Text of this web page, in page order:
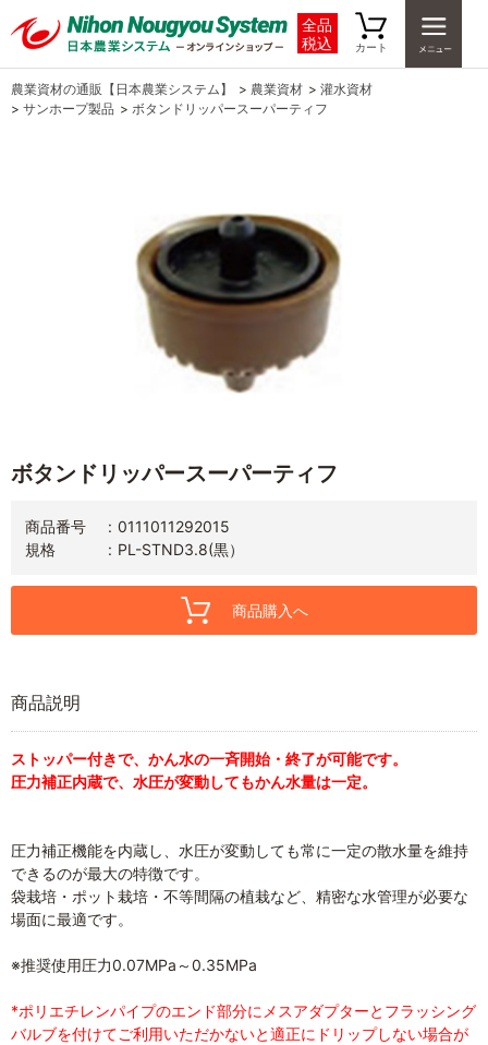
全品
税込
カート
農業資材の通販【日本農業システム】 > 農業資材 > 灌水資材
> サンホープ製品 > ボタンドリッパースーパーティフ
ボタンドリッパースーパーティフ
商品番号
0111011292015
規格
PL-STND3.8(黒）
商品購入へ
商品説明
ストッパー付きで、かん水の一斉開始・終了が可能です。
圧力補正内蔵で、水圧が変動してもかん水量は一定。
圧力補正機能を内蔵し、水圧が変動しても常に一定の散水量を維持
できるのが最大の特徴です。
袋栽培・ポット栽培・不等間隔の植栽など、精密な水管理が必要な
場面に最適です。
※推奨使用圧力0.07MPa～0.35MPa
*ポリエチレンパイプのエンド部分にメスアダプターとフラッシング
バルブを付けてご利用いただかないと適正にドリップしない場合が